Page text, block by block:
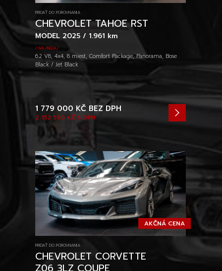
PRIDAŤ DO POROVNANIA
CHEVROLET TAHOE RST
MODEL 2025 / 1.961 km
/ NA PREDAJ
6.2 V8, 4x4, 8 miest, Comfort Package, Panorama, Bose
Black / Jet Black
2 152 590 KČ S DPH
1 779 000 KČ BEZ DPH
AKČNÁ CENA
PRIDAŤ DO POROVNANIA
CHEVROLET CORVETTE